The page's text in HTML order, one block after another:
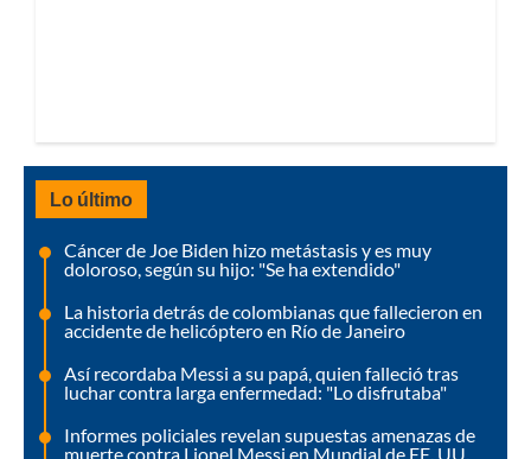
Lo último
Cáncer de Joe Biden hizo metástasis y es muy
doloroso, según su hijo: "Se ha extendido"
La historia detrás de colombianas que fallecieron en
accidente de helicóptero en Río de Janeiro
Así recordaba Messi a su papá, quien falleció tras
luchar contra larga enfermedad: "Lo disfrutaba"
Informes policiales revelan supuestas amenazas de
muerte contra Lionel Messi en Mundial de EE. UU.